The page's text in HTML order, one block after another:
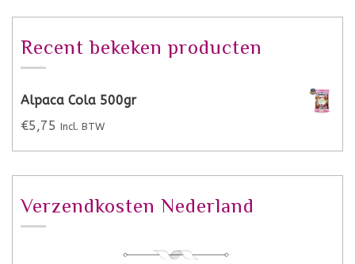
Recent bekeken producten
Alpaca Cola 500gr
€5,75 Incl. BTW
Verzendkosten Nederland